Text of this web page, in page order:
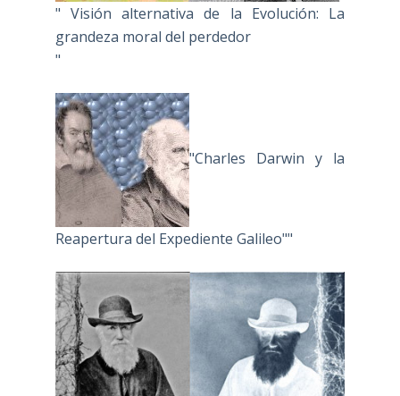
" Visión alternativa de la Evolución: La
grandeza moral del perdedor
"
"Charles Darwin y la
Reapertura del Expediente Galileo""